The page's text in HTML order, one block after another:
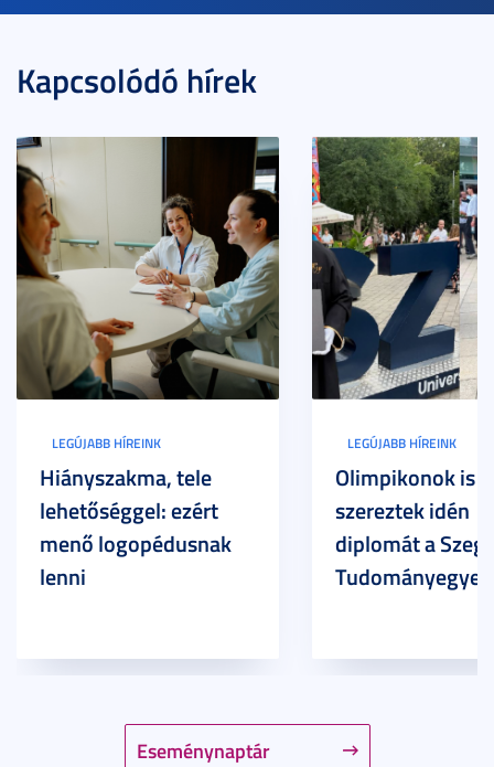
Kapcsolódó hírek
Eseménynaptár
LEGÚJABB HÍREINK
Hiányszakma, tele
lehetőséggel: ezért
menő logopédusnak
lenni
LEGÚJABB HÍREINK
Olimpikonok is
szereztek idén
diplomát a